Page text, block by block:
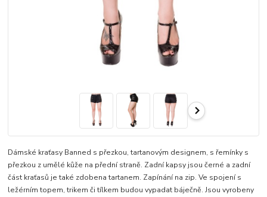
Dámské kraťasy Banned s přezkou, tartanovým designem, s řemínky s
přezkou z umělé kůže na přední straně. Zadní kapsy jsou černé a zadní
část kraťasů je také zdobena tartanem. Zapínání na zip. Ve spojení s
ležérním topem, trikem či tílkem budou vypadat báječně. Jsou vyrobeny